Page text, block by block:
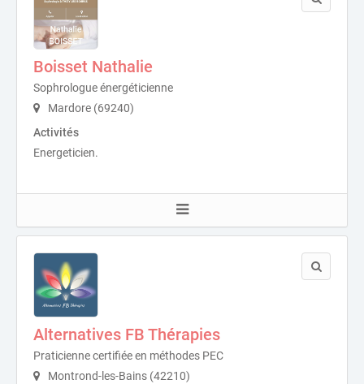
Boisset Nathalie
Sophrologue énergéticienne
Mardore (69240)
Activités
Energeticien.
Alternatives FB Thérapies
Praticienne certifiée en méthodes PEC
Montrond-les-Bains (42210)